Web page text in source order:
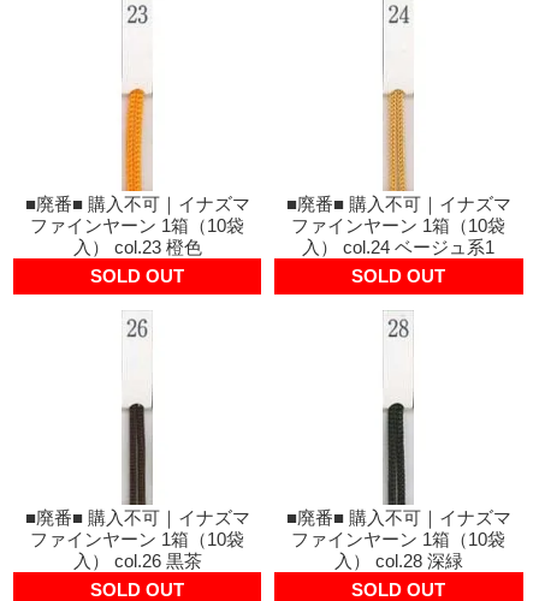
■廃番■ 購入不可｜イナズマ
ファインヤーン 1箱（10袋
入） col.23 橙色
SOLD OUT
■廃番■ 購入不可｜イナズマ
ファインヤーン 1箱（10袋
入） col.24 ベージュ系1
SOLD OUT
■廃番■ 購入不可｜イナズマ
ファインヤーン 1箱（10袋
入） col.26 黒茶
SOLD OUT
■廃番■ 購入不可｜イナズマ
ファインヤーン 1箱（10袋
入） col.28 深緑
SOLD OUT